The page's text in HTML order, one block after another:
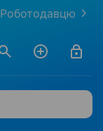
Роботодавцю